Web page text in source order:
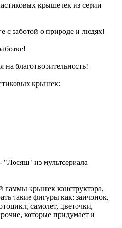
крышечек из серии
с заботой о природе и людях!
на благотворительность!
крышек:
"Лосяш" из мультсериала
гаммы крышек конструктора,
такие фигуры как: зайчонок,
самолет, цветочки,
которые придумает и